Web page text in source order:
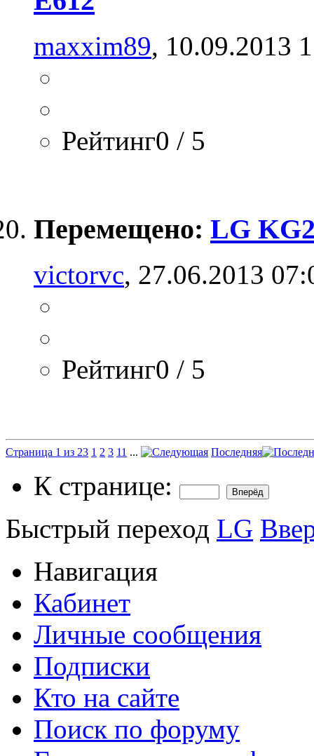
maxxim89, 10.09.2013
Рейтинг0 / 5
Перемещено: LG
victorvc, 27.06.2013
Рейтинг0 / 5
Страница 1 из 23 1 2 3 11 ... Последняя
К странице:
Быстрый переход LG
Навигация
Кабинет
Личные сообщения
Подписки
Кто на сайте
Поиск по форуму